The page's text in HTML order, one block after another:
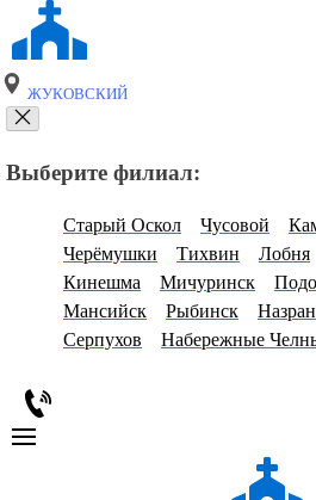
ЖУКОВСКИЙ
Выберите филиал:
Старый Оскол Чусовой
Черёмушки
Тихвин Лобня
Кинешма
Мичуринск
Мансийск
Рыбинск
Серпухов
Набережные